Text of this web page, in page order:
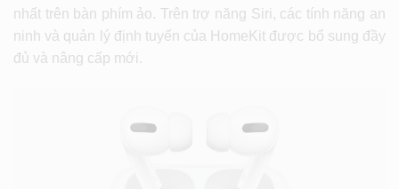
nhất trên bàn phím ảo. Trên trợ năng Siri, các tính năng an
ninh và quản lý định tuyến của HomeKit được bổ sung đầy
đủ và nâng cấp mới.